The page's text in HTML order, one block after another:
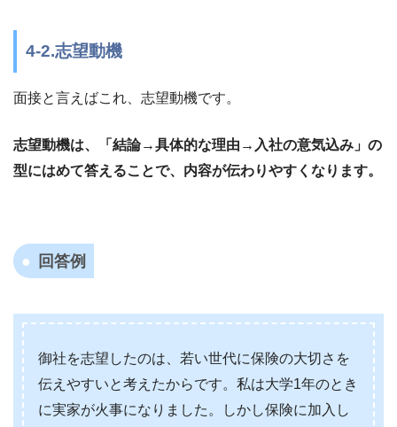
4-2.志望動機
面接と言えばこれ、志望動機です。
志望動機は、「結論→具体的な理由→入社の意気込み」の
型にはめて答えることで、内容が伝わりやすくなります。
回答例
御社を志望したのは、若い世代に保険の大切さを
伝えやすいと考えたからです。私は大学1年のとき
に実家が火事になりました。しかし保険に加入し